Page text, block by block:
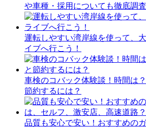
や車種・採用についても徹底調査
運転しやすい湾岸線を使って、
イブへ行こう！
車検のコバック体験談！時間は
節約するには？
品質も安心で安い！おすすめの